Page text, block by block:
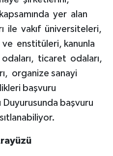
yer alan
ile vakıf üniversiteleri,
ve enstitüleri, kanunla
odaları, ticaret odaları,
organize sanayi
başvuru
başvuru